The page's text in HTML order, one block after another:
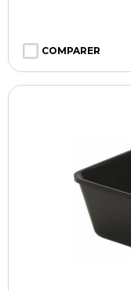
COMPARER